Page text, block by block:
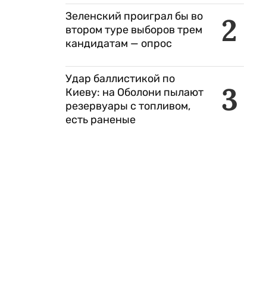
2
Зеленский проиграл бы во
втором туре выборов трем
кандидатам — опрос
3
Удар баллистикой по
Киеву: на Оболони пылают
резервуары с топливом,
есть раненые